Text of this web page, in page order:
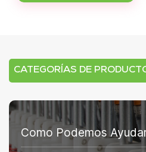
CATEGORÍAS DE
Como Podemos